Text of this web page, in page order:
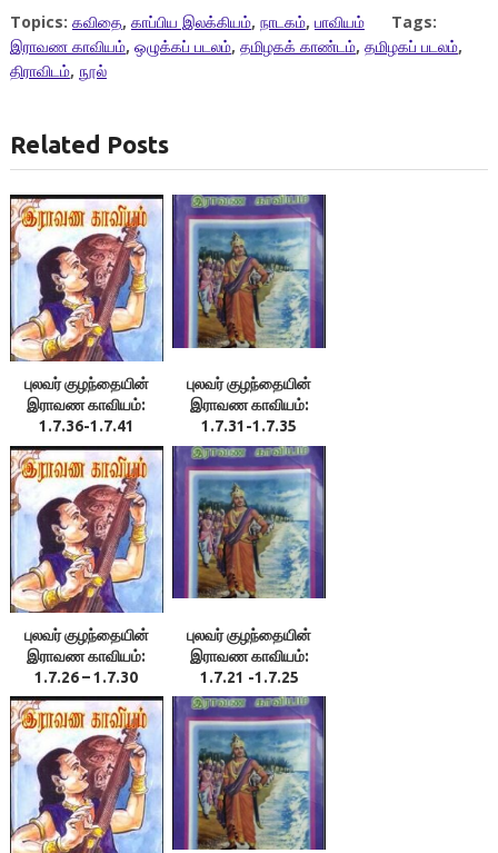
Topics: கவிதை, காப்பிய இலக்கியம், நாடகம், பாவியம்
Tags:
இராவண காவியம், ஒழுக்கப் படலம், தமிழகக் காண்டம், தமிழகப் படலம்,
திராவிடம், நூல்
Related Posts
புலவர் குழந்தையின்
இராவண காவியம்:
1.7.36-1.7.41
புலவர் குழந்தையின்
இராவண காவியம்:
1.7.31-1.7.35
புலவர் குழந்தையின்
இராவண காவியம்:
1.7.26 – 1.7.30
புலவர் குழந்தையின்
இராவண காவியம்:
1.7.21 -1.7.25